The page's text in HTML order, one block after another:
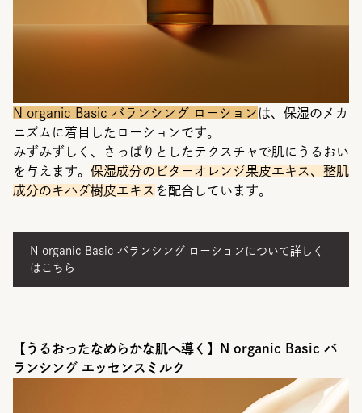
N organic Basic バランシング ローション は、保湿のメカ
ニズムに着目したローションです。
みずみずしく、さっぱりとしたテクスチャで肌にうるおい
を与えます。 保湿成分のビターオレンジ果皮エキス、整肌
成分のキハダ樹皮エキス を配合しています。
N organic Basic バランシング ローションについて詳しく
はこちら
【うるおったなめらかな肌へ導く】N organic Basic バ
ランシング エッセンスミルク